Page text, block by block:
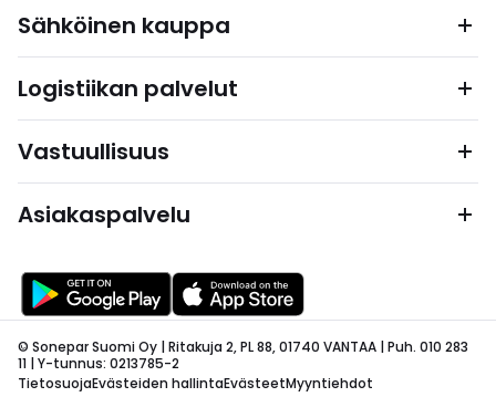
Sähköinen kauppa
Logistiikan palvelut
Vastuullisuus
Asiakaspalvelu
© Sonepar Suomi Oy | Ritakuja 2, PL 88, 01740 VANTAA | Puh. 010 283
11 | Y-tunnus: 0213785-2
TietosuojaEvästeiden hallintaEvästeetMyyntiehdot